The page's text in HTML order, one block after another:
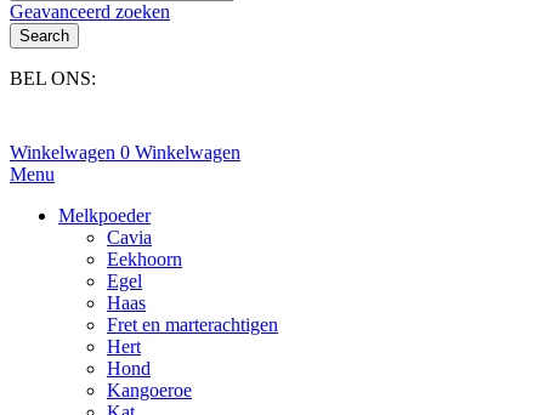
Geavanceerd zoeken
Search
BEL ONS:
Winkelwagen 0 Winkelwagen
Menu
Melkpoeder
Cavia
Eekhoorn
Egel
Haas
Fret en marterachtigen
Hert
Hond
Kangoeroe